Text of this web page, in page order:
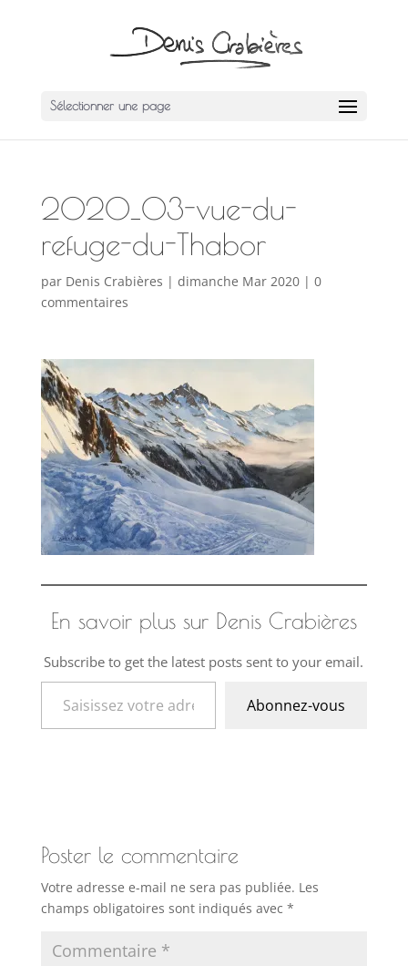
Sélectionner une page
2020_03-vue-du-
refuge-du-Thabor
par Denis Crabières | dimanche Mar 2020| 0
commentaires
En savoir plus sur Denis Crabières
Subscribe to get the latest posts sent to your email.
Saisissez votre adresse e-mail…
Abonnez-vous
Poster le commentaire
Votre adresse e-mail ne sera pas publiée. Les
champs obligatoires sont indiqués avec *